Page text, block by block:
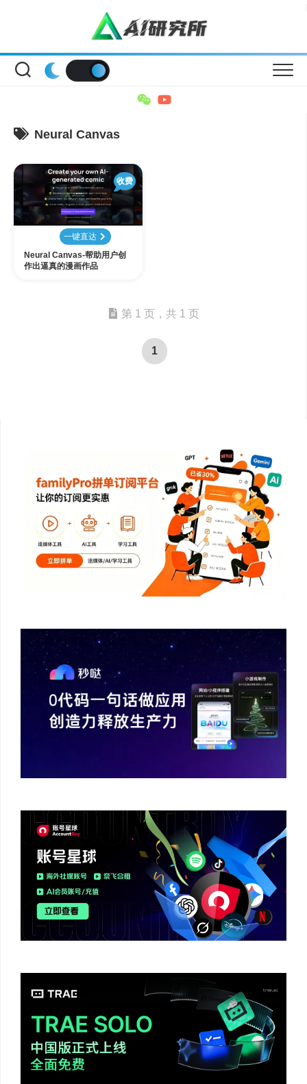
Neural Canvas
收费
一键直达
Neural Canvas-帮助用户创
作出逼真的漫画作品
第 1 页，共 1 页
1